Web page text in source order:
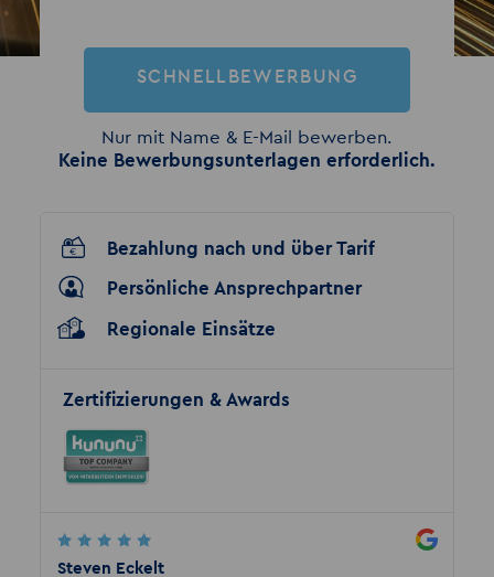
SCHNELLBEWERBUNG
Nur mit Name & E-Mail bewerben.
Keine Bewerbungsunterlagen erforderlich.
Bezahlung nach und über Tarif
Persönliche Ansprechpartner
Regionale Einsätze
Zertifizierungen & Awards
Steven Eckelt